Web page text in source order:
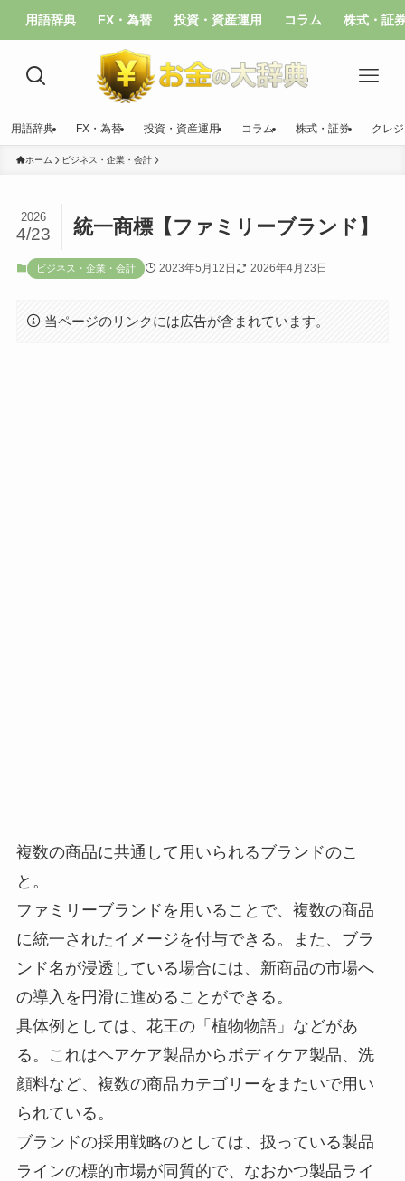
用語辞典 FX・為替 投資・資産運用 コラム 株式・証
用語辞典 FX・為替 投資・資産運用 コラム 株式・証券 クレ
ホーム ビジネス・企業・会計
統一商標【ファミリーブランド】
2026
4/23
ビジネス・企業・会計 2023年5月12日 2026年4月23日
当ページのリンクには広告が含まれています。
複数の商品に共通して用いられるブランドのこ
と。
ファミリーブランドを用いることで、複数の商品
に統一されたイメージを付与できる。また、ブラ
ンド名が浸透している場合には、新商品の市場へ
の導入を円滑に進めることができる。
具体例としては、花王の「植物物語」などがあ
る。これはヘアケア製品からボディケア製品、洗
顔料など、複数の商品カテゴリーをまたいで用い
られている。
ブランドの採用戦略のとしては、扱っている製品
ラインの標的市場が同質的で、なおかつ製品ライ